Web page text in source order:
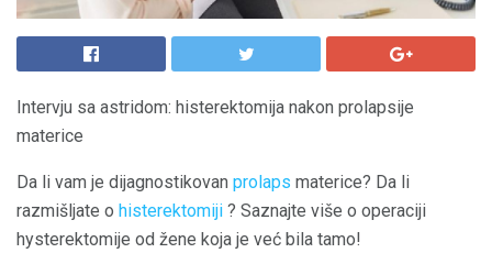
Intervju sa astridom: histerektomija nakon prolapsije
materice
Da li vam je dijagnostikovan prolaps materice? Da li
razmišljate o histerektomiji ? Saznajte više o operaciji
hysterektomije od žene koja je već bila tamo!